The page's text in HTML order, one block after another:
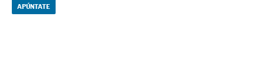
APÚNTATE